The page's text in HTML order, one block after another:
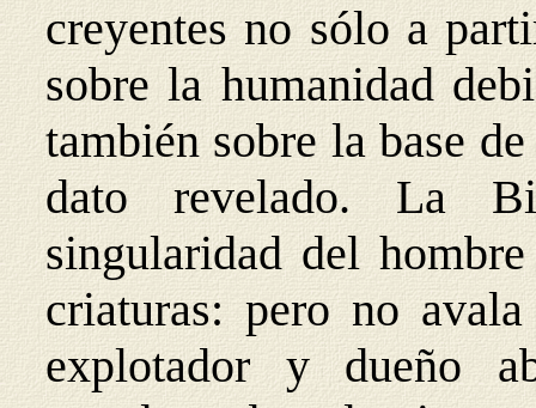
creyentes no sólo a
sobre la humanidad
también sobre la base
dato revelado. La
singularidad del
criaturas: pero no
explotador y dueño